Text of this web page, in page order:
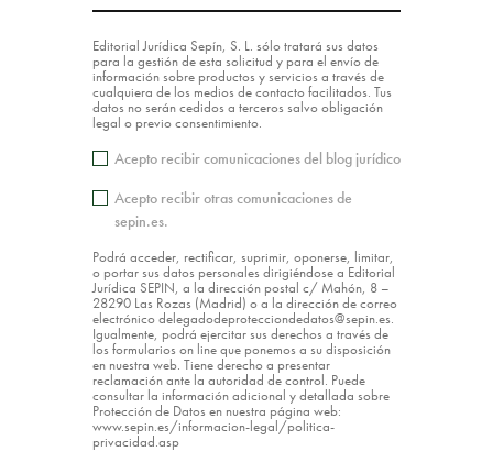
Editorial Jurídica Sepín, S. L. sólo tratará sus datos
para la gestión de esta solicitud y para el envío de
información sobre productos y servicios a través de
cualquiera de los medios de contacto facilitados. Tus
datos no serán cedidos a terceros salvo obligación
legal o previo consentimiento.
Acepto recibir comunicaciones del blog jurídico
Acepto recibir otras comunicaciones de
sepin.es.
Podrá acceder, rectificar, suprimir, oponerse, limitar,
o portar sus datos personales dirigiéndose a Editorial
Jurídica SEPIN, a la dirección postal c/ Mahón, 8 –
28290 Las Rozas (Madrid) o a la dirección de correo
electrónico delegadodeprotecciondedatos@sepin.es.
Igualmente, podrá ejercitar sus derechos a través de
los formularios on line que ponemos a su disposición
en nuestra web. Tiene derecho a presentar
reclamación ante la autoridad de control. Puede
consultar la información adicional y detallada sobre
Protección de Datos en nuestra página web:
www.sepin.es/informacion-legal/politica-
privacidad.asp